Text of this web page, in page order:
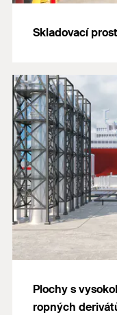
Skladovací
Plochy s
ropných